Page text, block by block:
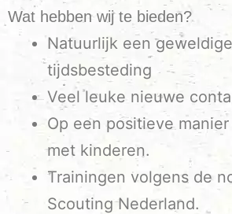
Wat hebben wij te bieden?
Natuurlijk een
tijdsbesteding
Veel leuke nieuwe
Op een positieve
met kinderen.
Trainingen volgens de
Scouting Nederland.